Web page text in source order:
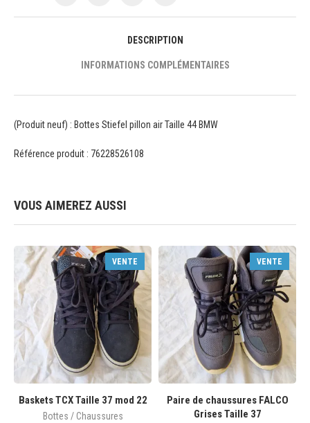
DESCRIPTION
INFORMATIONS COMPLÉMENTAIRES
(Produit neuf) : Bottes Stiefel pillon air Taille 44 BMW
Référence produit : 76228526108
VOUS AIMEREZ AUSSI
VENTE
Baskets TCX Taille 37 mod 22
Bottes / Chaussures
VENTE
Paire de chaussures FALCO
Grises Taille 37